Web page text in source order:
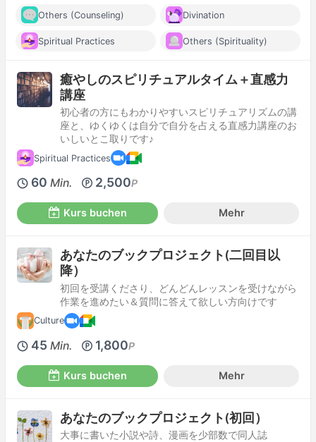
Others (Counseling) Divination
Spiritual Practices Others (Spirituality)
癒やしのスピリチュアルタイム＋直感力
講座
初心者の方にもわかりやすいスピリチュアリズムの講
座と、ゆくゆくは自分で自分を占える直感力講座のお
いしいとこ取りです♪
Spiritual Practices
60 Min. 2,500P
Kurs buchen Mehr
あなたのブックプロジェクト(二回目以
降）
初回を受講くださり、どんどんレッスンを受けながら
作業を進めたい＆質問に答えて欲しい方向けです
Culture
45 Min. 1,800P
Kurs buchen Mehr
あなたのブックプロジェクト(初回）
大事に書いた小説や詩、漫画を少部数で同人誌